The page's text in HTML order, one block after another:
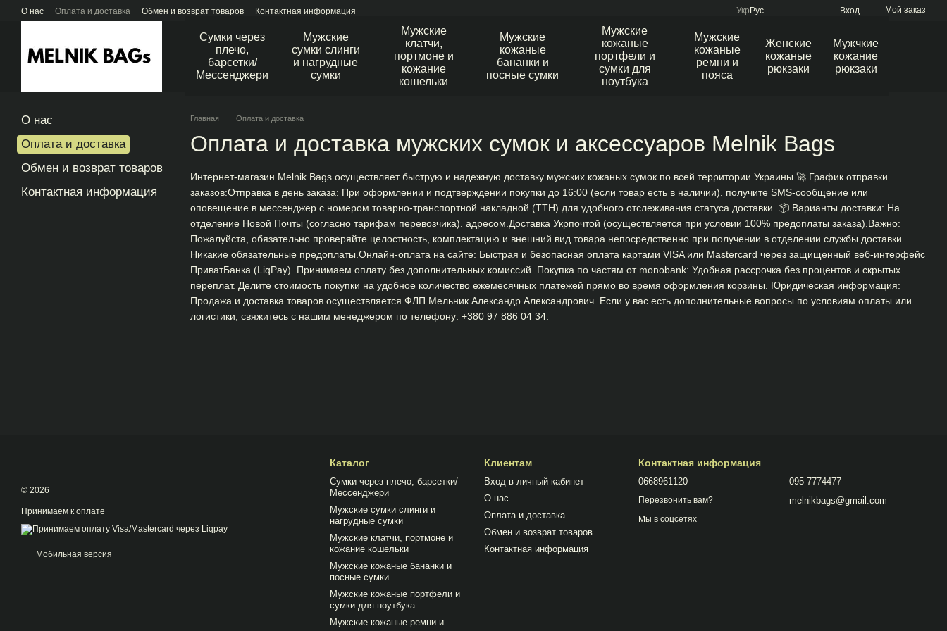
Перейти к основному контенту
О нас Оплата и доставка Обмен и возврат товаров Контактная информация Укр Рус Вход Мой заказ
Сумки через
плечо,
барсетки/
Мессенджери
Мужские
сумки слинги
и нагрудные
сумки
Мужские
клатчи,
портмоне и
кожание
кошельки
Мужские
кожаные
бананки и
посные сумки
Мужские
кожаные
портфели и
сумки для
ноутбука
Мужские
кожаные
ремни и
пояса
Женские
кожаные
рюкзаки
Мужчкие
кожание
рюкзаки
Главная Оплата и доставка
Оплата и доставка мужских сумок и аксессуаров Melnik Bags
Интернет-магазин Melnik Bags осуществляет быструю и надежную доставку мужских кожаных сумок по всей территории Украины.🚀 График отправки
заказов:Отправка в день заказа: При оформлении и подтверждении покупки до 16:00 (если товар есть в наличии). получите SMS-сообщение или
оповещение в мессенджер с номером товарно-транспортной накладной (ТТН) для удобного отслеживания статуса доставки. 📦 Варианты доставки: На
отделение Новой Почты (согласно тарифам перевозчика). адресом.Доставка Укрпочтой (осуществляется при условии 100% предоплаты заказа).Важно:
Пожалуйста, обязательно проверяйте целостность, комплектацию и внешний вид товара непосредственно при получении в отделении службы доставки.
Никакие обязательные предоплаты.Онлайн-оплата на сайте: Быстрая и безопасная оплата картами VISA или Mastercard через защищенный веб-интерфейс
ПриватБанка (LiqPay). Принимаем оплату без дополнительных комиссий. Покупка по частям от monobank: Удобная рассрочка без процентов и скрытых
переплат. Делите стоимость покупки на удобное количество ежемесячных платежей прямо во время оформления корзины. Юридическая информация:
Продажа и доставка товаров осуществляется ФЛП Мельник Александр Александрович. Если у вас есть дополнительные вопросы по условиям оплаты или
логистики, свяжитесь с нашим менеджером по телефону: +380 97 886 04 34.
О нас
Оплата и доставка
Обмен и возврат товаров
Контактная информация
© 2026
Принимаем к оплате
Мобильная версия
Каталог
Сумки через плечо, барсетки/
Мессенджери
Мужские сумки слинги и
нагрудные сумки
Мужские клатчи, портмоне и
кожание кошельки
Мужские кожаные бананки и
посные сумки
Мужские кожаные портфели и
сумки для ноутбука
Мужские кожаные ремни и
Клиентам
Вход в личный кабинет
О нас
Оплата и доставка
Обмен и возврат товаров
Контактная информация
Контактная информация
0668961120
Перезвонить вам?
095 7774477
melnikbags@gmail.com
Мы в соцсетях